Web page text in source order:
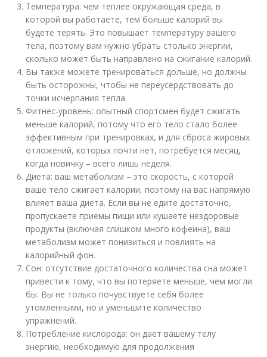
Температура: чем теплее окружающая среда, в
которой вы работаете, тем больше калорий вы
будете терять. Это повышает температуру вашего
тела, поэтому вам нужно убрать столько энергии,
сколько может быть направлено на сжигание калорий.
Вы также можете тренироваться дольше, но должны
быть осторожны, чтобы не переусердствовать до
точки исчерпания тепла.
Фитнес-уровень: опытный спортсмен будет сжигать
меньше калорий, потому что его тело стало более
эффективным при тренировках, и для сброса жировых
отложений, которых почти нет, потребуется месяц,
когда новичку – всего лишь неделя.
Диета: ваш метаболизм – это скорость, с которой
ваше тело сжигает калории, поэтому на вас напрямую
влияет ваша диета. Если вы не едите достаточно,
пропускаете приемы пищи или кушаете нездоровые
продукты (включая слишком много кофеина), ваш
метаболизм может понизиться и повлиять на
калорийный фон.
Сон: отсутствие достаточного количества сна может
привести к тому, что вы потеряете меньше, чем могли
бы. Вы не только почувствуете себя более
утомленными, но и уменьшите количество
упражнений.
Потребление кислорода: он дает вашему телу
энергию, необходимую для продолжения